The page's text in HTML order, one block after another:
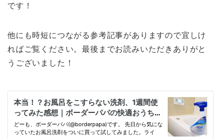
です！
他にも時短につながる参考記事がありますので宜しけ
ればご覧ください。最後までお読みいただきありがと
うございました！